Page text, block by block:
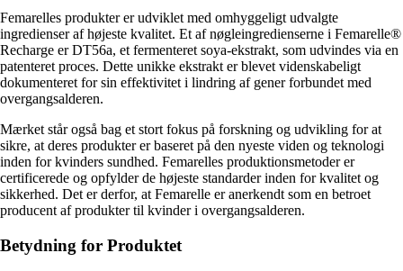
Femarelles produkter er udviklet med omhyggeligt udvalgte
ingredienser af højeste kvalitet. Et af nøgleingredienserne i Femarelle®
Recharge er DT56a, et fermenteret soya-ekstrakt, som udvindes via en
patenteret proces. Dette unikke ekstrakt er blevet videnskabeligt
dokumenteret for sin effektivitet i lindring af gener forbundet med
overgangsalderen.
Mærket står også bag et stort fokus på forskning og udvikling for at
sikre, at deres produkter er baseret på den nyeste viden og teknologi
inden for kvinders sundhed. Femarelles produktionsmetoder er
certificerede og opfylder de højeste standarder inden for kvalitet og
sikkerhed. Det er derfor, at Femarelle er anerkendt som en betroet
producent af produkter til kvinder i overgangsalderen.
Betydning for Produktet